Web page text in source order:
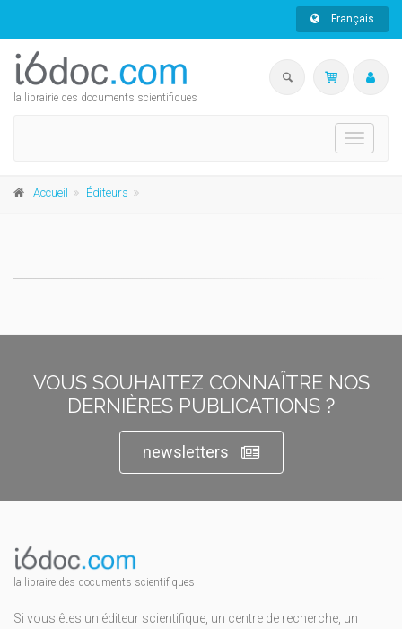
Français
la librairie des documents scientifiques
Toggle
Accueil Éditeurs
VOUS SOUHAITEZ CONNAÎTRE NOS
DERNIÈRES PUBLICATIONS ?
newsletters
la libraire des documents scientifiques
Si vous êtes un éditeur scientifique, un centre de recherche, un